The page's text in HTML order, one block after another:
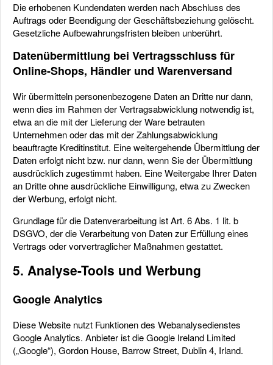
Die erhobenen Kundendaten werden nach Abschluss des
Auftrags oder Beendigung der Geschäftsbeziehung gelöscht.
Gesetzliche Aufbewahrungsfristen bleiben unberührt.
Datenübermittlung bei Vertragsschluss für
Online-Shops, Händler und Warenversand
Wir übermitteln personenbezogene Daten an Dritte nur dann,
wenn dies im Rahmen der Vertragsabwicklung notwendig ist,
etwa an die mit der Lieferung der Ware betrauten
Unternehmen oder das mit der Zahlungsabwicklung
beauftragte Kreditinstitut. Eine weitergehende Übermittlung der
Daten erfolgt nicht bzw. nur dann, wenn Sie der Übermittlung
ausdrücklich zugestimmt haben. Eine Weitergabe Ihrer Daten
an Dritte ohne ausdrückliche Einwilligung, etwa zu Zwecken
der Werbung, erfolgt nicht.
Grundlage für die Datenverarbeitung ist Art. 6 Abs. 1 lit. b
DSGVO, der die Verarbeitung von Daten zur Erfüllung eines
Vertrags oder vorvertraglicher Maßnahmen gestattet.
5. Analyse-Tools und Werbung
Google Analytics
Diese Website nutzt Funktionen des Webanalysedienstes
Google Analytics. Anbieter ist die Google Ireland Limited
(„Google“), Gordon House, Barrow Street, Dublin 4, Irland.